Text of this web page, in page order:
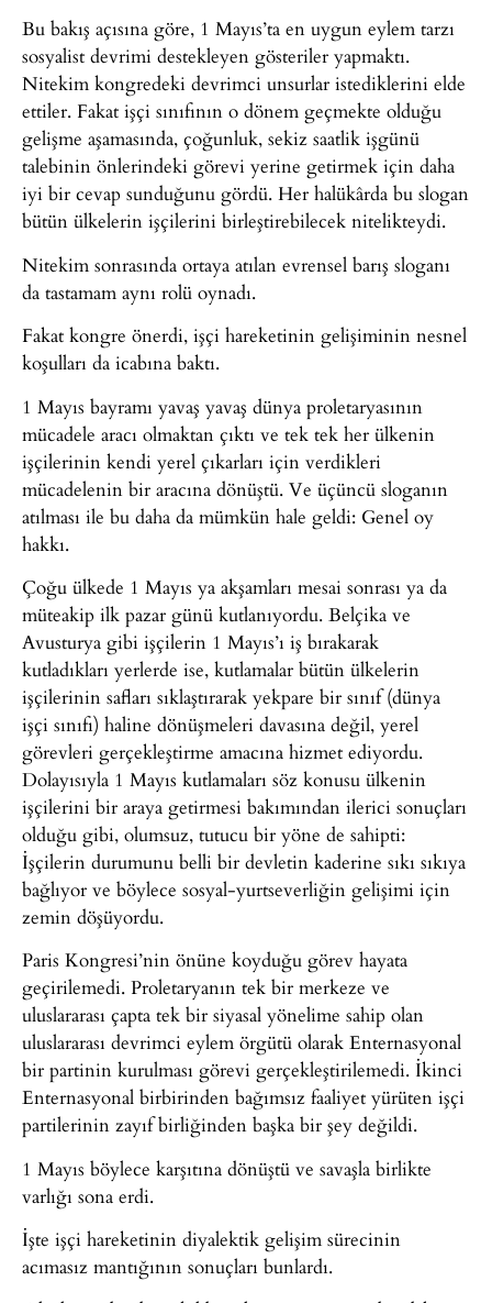
Bu bakış açısına göre, 1 Mayıs’ta en uygun eylem tarzı
sosyalist devrimi destekleyen gösteriler yapmaktı.
Nitekim kongredeki devrimci unsurlar istediklerini elde
ettiler. Fakat işçi sınıfının o dönem geçmekte olduğu
gelişme aşamasında, çoğunluk, sekiz saatlik işgünü
talebinin önlerindeki görevi yerine getirmek için daha
iyi bir cevap sunduğunu gördü. Her halükârda bu slogan
bütün ülkelerin işçilerini birleştirebilecek nitelikteydi.
Nitekim sonrasında ortaya atılan evrensel barış sloganı
da tastamam aynı rolü oynadı.
Fakat kongre önerdi, işçi hareketinin gelişiminin nesnel
koşulları da icabına baktı.
1 Mayıs bayramı yavaş yavaş dünya proletaryasının
mücadele aracı olmaktan çıktı ve tek tek her ülkenin
işçilerinin kendi yerel çıkarları için verdikleri
mücadelenin bir aracına dönüştü. Ve üçüncü sloganın
atılması ile bu daha da mümkün hale geldi: Genel oy
hakkı.
Çoğu ülkede 1 Mayıs ya akşamları mesai sonrası ya da
müteakip ilk pazar günü kutlanıyordu. Belçika ve
Avusturya gibi işçilerin 1 Mayıs’ı iş bırakarak
kutladıkları yerlerde ise, kutlamalar bütün ülkelerin
işçilerinin safları sıklaştırarak yekpare bir sınıf (dünya
işçi sınıfı) haline dönüşmeleri davasına değil, yerel
görevleri gerçekleştirme amacına hizmet ediyordu.
Dolayısıyla 1 Mayıs kutlamaları söz konusu ülkenin
işçilerini bir araya getirmesi bakımından ilerici sonuçları
olduğu gibi, olumsuz, tutucu bir yöne de sahipti:
İşçilerin durumunu belli bir devletin kaderine sıkı sıkıya
bağlıyor ve böylece sosyal-yurtseverliğin gelişimi için
zemin döşüyordu.
Paris Kongresi’nin önüne koyduğu görev hayata
geçirilemedi. Proletaryanın tek bir merkeze ve
uluslararası çapta tek bir siyasal yönelime sahip olan
uluslararası devrimci eylem örgütü olarak Enternasyonal
bir partinin kurulması görevi gerçekleştirilemedi. İkinci
Enternasyonal birbirinden bağımsız faaliyet yürüten işçi
partilerinin zayıf birliğinden başka bir şey değildi.
1 Mayıs böylece karşıtına dönüştü ve savaşla birlikte
varlığı sona erdi.
İşte işçi hareketinin diyalektik gelişim sürecinin
acımasız mantığının sonuçları bunlardı.